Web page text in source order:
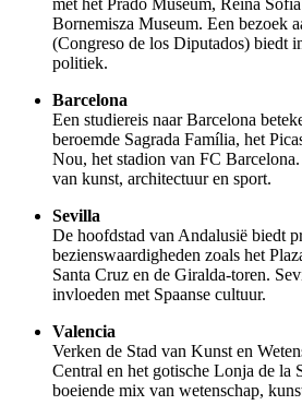
met het Prado Museum, Reina
Bornemisza Museum. Een bezoek
(Congreso de los Diputados) biedt
politiek.
Barcelona
Een studiereis naar Barcelona
beroemde Sagrada Família, het
Nou, het stadion van FC
van kunst, architectuur en sport.
Sevilla
De hoofdstad van Andalusië biedt
bezienswaardigheden zoals het
Santa Cruz en de Giralda-toren.
invloeden met Spaanse cultuur.
Valencia
Verken de Stad van Kunst en
Central en het gotische Lonja de la
boeiende mix van wetenschap,